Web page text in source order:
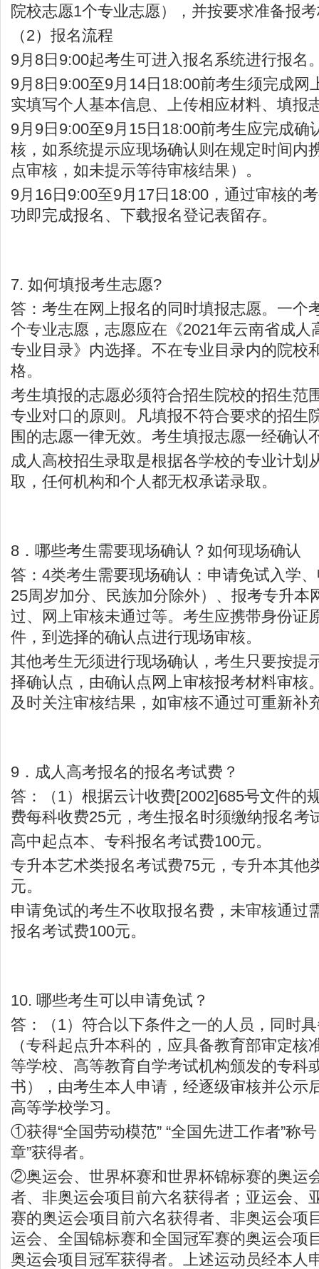
院校志愿1个专业志愿），并按要求准备报
（2）报名流程
9月8日9:00起考生可进入报名系统进行报名
9月8日9:00至9月14日18:00前考生须完成网
实填写个人基本信息、上传相应材料、填报
9月9日9:00至9月15日18:00前考生应完成确
核，如系统提示应现场确认则在规定时间内
点审核，如未提示等待审核结果）。
9月16日9:00至9月17日18:00，通过审核的
功即完成报名、下载报名登记表留存。
7. 如何填报考生志愿?
答：考生在网上报名的同时填报志愿。一个
个专业志愿，志愿应在《2021年云南省成人
专业目录》内选择。不在专业目录内的院校
格。
考生填报的志愿必须符合招生院校的招生范
专业对口的原则。凡填报不符合要求的招生
围的志愿一律无效。考生填报志愿一经确认
成人高校招生录取是根据各学校的专业计划
取，任何机构和个人都无权承诺录取。
8．哪些考生需要现场确认？如何现场确认
答：4类考生需要现场确认：申请免试入学
25周岁加分、民族加分除外）、报考专升本
过、网上审核未通过等。考生应携带身份证
件，到选择的确认点进行现场审核。
其他考生无须进行现场确认，考生只要按提
择确认点，由确认点网上审核报考材料审核
及时关注审核结果，如审核不通过可重新补
9．成人高考报名的报名考试费？
答：（1）根据云计收费[2002]685号文件的
费每科收费25元，考生报名时须缴纳报名考
高中起点本、专科报名考试费100元。
专升本艺术类报名考试费75元，专升本其他
元。
申请免试的考生不收取报名费，未审核通过
报名考试费100元。
10. 哪些考生可以申请免试？
答：（1）符合以下条件之一的人员，同时
（专科起点升本科的，应具备教育部审定核
等学校、高等教育自学考试机构颁发的专科
书），由考生本人申请，经逐级审核并公示
高等学校学习。
①获得“全国劳动模范” “全国先进工作者”称号
章”获得者。
②奥运会、世界杯赛和世界杯锦标赛的奥运
者、非奥运会项目前六名获得者；亚运会、
赛的奥运会项目前六名获得者、非奥运会项
运会、全国锦标赛和全国冠军赛的奥运会项
奥运会项目冠军获得者。上述运动员经本人